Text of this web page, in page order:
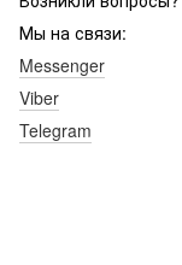
Мы на связи:
Messenger
Viber
Telegram